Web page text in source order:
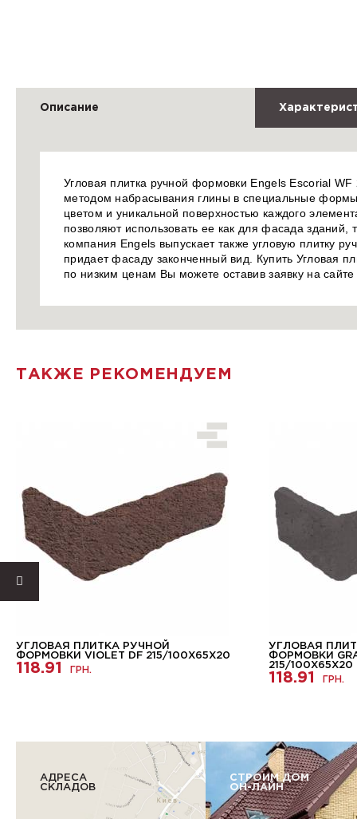
Описание
Угловая плитка ручной формовки Engels Escorial
методом набрасывания глины в специальные
цветом и уникальной поверхностью каждого
позволяют использовать ее как для фасада
компания Engels выпускает также угловую плитку
придает фасаду законченный вид. Купить Угловая
по низким ценам Вы можете оставив заявку на
ТАКЖЕ РЕКОМЕНДУЕМ
УГЛОВАЯ ПЛИТКА РУЧНОЙ
ФОРМОВКИ VIOLET DF 215/100Х65Х20
118.91 ГРН.
УГЛОВАЯ
ФОРМОВКИ
215/100Х65Х20
118.91 ГРН.
АДРЕСА
СКЛАДОВ
СТРОИМ ДОМ
ОН-ЛАЙН